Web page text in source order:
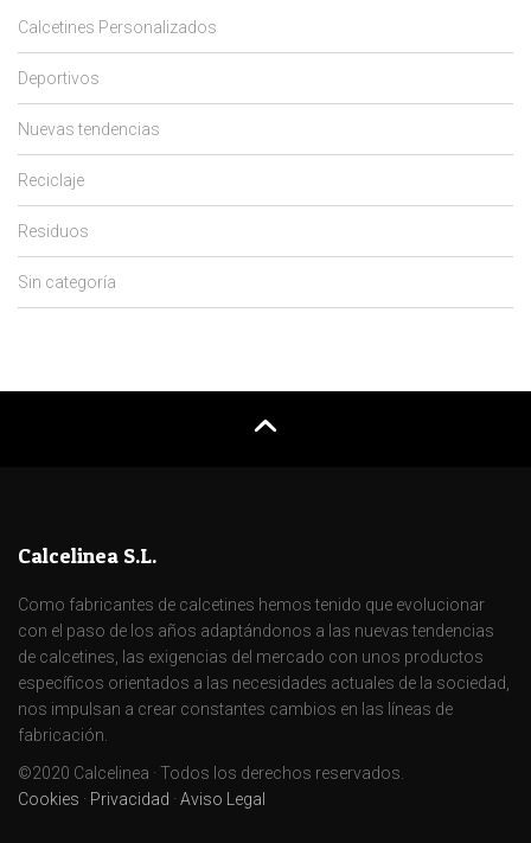
Calcetines Personalizados
Deportivos
Nuevas tendencias
Reciclaje
Residuos
Sin categoría
Calcelinea S.L.
Como fabricantes de calcetines hemos tenido que evolucionar
con el paso de los años adaptándonos a las nuevas tendencias
de calcetines, las exigencias del mercado con unos productos
específicos orientados a las necesidades actuales de la sociedad,
nos impulsan a crear constantes cambios en las líneas de
fabricación.
©2020 Calcelinea · Todos los derechos reservados.
Cookies · Privacidad · Aviso Legal